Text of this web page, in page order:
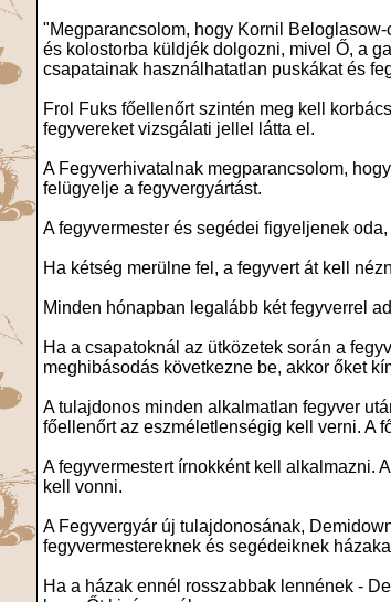
"Megparancsolom, hogy Kornil
és kolostorba küldjék dolgozni, mivel Ő, a
csapatainak használhatatlan puskákat és
Frol Fuks főellenőrt szintén meg kell
fegyvereket vizsgálati jellel látta el.
A Fegyverhivatalnak megparancsolom,
felügyelje a fegyvergyártást.
A fegyvermester és segédei figyeljenek
Ha kétség merülne fel, a fegyvert át kell
Minden hónapban legalább két fegyverrel
Ha a csapatoknál az ütközetek során a
meghibásodás következne be, akkor őket
A tulajdonos minden alkalmatlan fegyver
főellenőrt az eszméletlenségig kell verni. A
A fegyvermestert írnokként kell alkalmazni.
kell vonni.
A Fegyvergyár új tulajdonosának,
fegyvermestereknek és segédeiknek
Ha a házak ennél rosszabbak lennének -